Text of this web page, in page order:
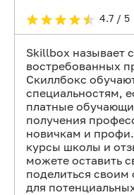
4.7 / 5
Skillbox называет
востребованных
Скиллбокс
специальностям,
платные
получения
новичкам и
курсы школы и
можете оставить
поделиться
для